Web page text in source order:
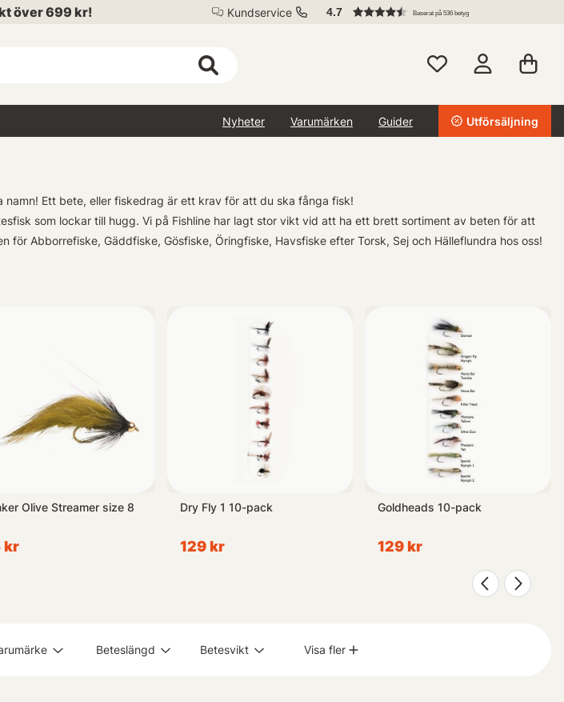
över 699 kr! Kundservice 4.7 Baserat på 536 betyg
Nyheter Varumärken Guider Utförsäljning
namn! Ett bete, eller fiskedrag är ett krav för att du ska fånga fisk!
som lockar till hugg. Vi på Fishline har lagt stor vikt vid att ha ett brett sortiment av beten för att
för Abborrefiske, Gäddfiske, Gösfiske, Öringfiske, Havsfiske efter Torsk, Sej och Hälleflundra hos oss!
Olive Streamer size 8
kr
Dry Fly 1 10-pack
129 kr
Goldheads 10-pack
129 kr
Beteslängd Betesvikt Visa fler